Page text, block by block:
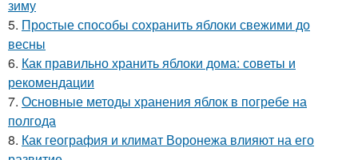
зиму
5. Простые способы сохранить яблоки свежими до
весны
6. Как правильно хранить яблоки дома: советы и
рекомендации
7. Основные методы хранения яблок в погребе на
полгода
8. Как география и климат Воронежа влияют на его